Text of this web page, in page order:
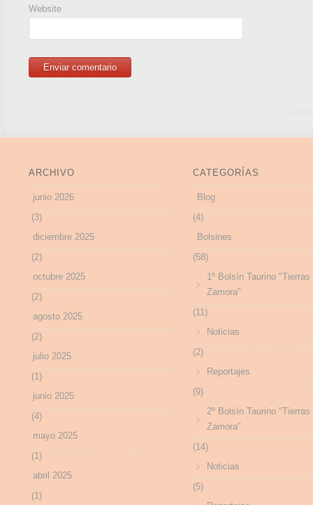
Website
ARCHIVO
junio 2026
(3)
diciembre 2025
(2)
octubre 2025
(2)
agosto 2025
(2)
julio 2025
(1)
junio 2025
(4)
mayo 2025
(1)
abril 2025
(1)
CATEGORÍAS
Blog
(4)
Bolsines
(58)
1º Bolsín Taurino "Tierras
Zamora"
(11)
Noticias
(2)
Reportajes
(9)
2º Bolsín Taurino "Tierras
Zamora"
(14)
Noticias
(5)